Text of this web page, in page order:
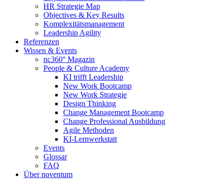
HR Strategie Map
Objectives & Key Results
Komplexitätsmanagement
Leadership Agility
Referenzen
Wissen & Events
nc360° Magazin
People & Culture Academy
KI trifft Leadership
New Work Bootcamp
New Work Strategie
Design Thinking
Change Management Bootcamp
Change Professional Ausbildung
Agile Methoden
KI-Lernwerkstatt
Events
Glossar
FAQ
Über noventum